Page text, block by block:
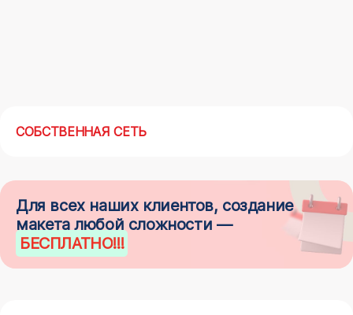
СОБСТВЕННАЯ СЕТЬ
Для всех наших клиентов, создание
макета любой сложности —
БЕСПЛАТНО!!!